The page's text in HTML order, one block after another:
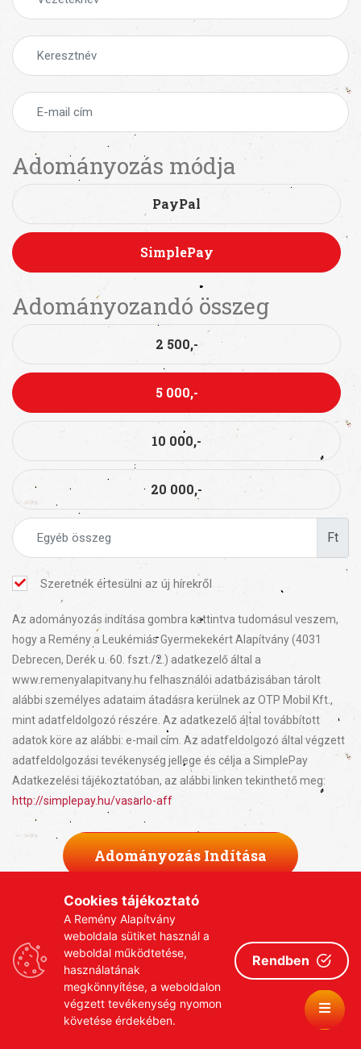
Adományozás módja
PayPal
SimplePay
Adományozandó összeg
2 500,-
5 000,-
10 000,-
20 000,-
Ft
Szeretnék értesülni az új hírekről
Az adományozás indítása gombra kattintva tudomásul veszem,
hogy a Remény a Leukémiás Gyermekekért Alapítvány (4031
Debrecen, Derék u. 60. fszt./2.) adatkezelő által a
www.remenyalapitvany.hu felhasználói adatbázisában tárolt
alábbi személyes adataim átadásra kerülnek az OTP Mobil Kft.,
mint adatfeldolgozó részére. Az adatkezelő által továbbított
adatok köre az alábbi: e-mail cím. Az adatfeldolgozó által végzett
adatfeldolgozási tevékenység jellege és célja a SimplePay
Adatkezelési tájékoztatóban, az alábbi linken tekinthető meg:
http://simplepay.hu/vasarlo-aff
Adományozás Indítása
Cookies tájékoztató
A Remény Alapítvány
weboldala sütiket használ a
weboldal működtetése,
használatának
megkönnyítése, a weboldalon
végzett tevékenység nyomon
követése érdekében.
Rendben